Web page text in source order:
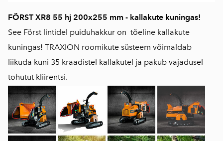
FÖRST XR8 55 hj 200x255 mm - kallakute kuningas!
See Först lintidel puiduhakkur on tõeline kallakute
kuningas! TRAXION roomikute süsteem võimaldab
liikuda kuni 35 kraadistel kallakutel ja pakub vajadusel
tohutut kliirentsi.